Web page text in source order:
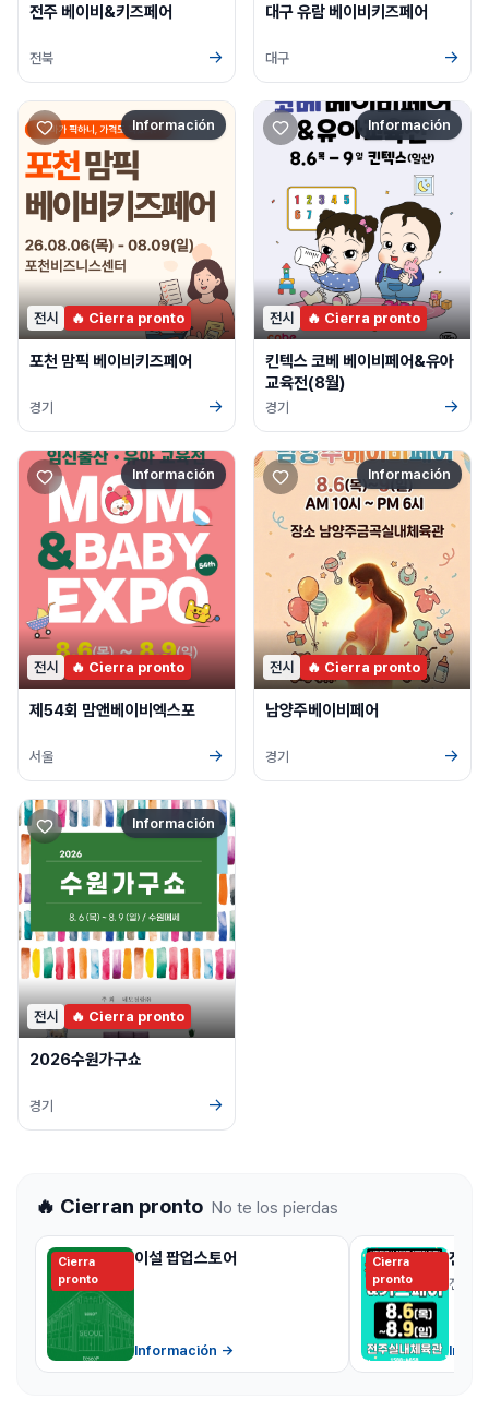
전주 베이비&키즈페어
전북 →
대구 유람 베이비키즈페어
대구 →
Información
전시 🔥 Cierra pronto
포천 맘픽 베이비키즈페어
경기 →
Información
전시 🔥 Cierra pronto
킨텍스 코베 베이비페어&유아
교육전(8월)
경기 →
Información
전시 🔥 Cierra pronto
제54회 맘앤베이비엑스포
서울 →
Información
전시 🔥 Cierra pronto
남양주베이비페어
경기 →
Información
전시 🔥 Cierra pronto
2026수원가구쇼
경기 →
🔥 Cierran pronto No te los pierdas
Cierra
pronto
이설 팝업스토어
Información →
Cierra
pronto
전주
전북